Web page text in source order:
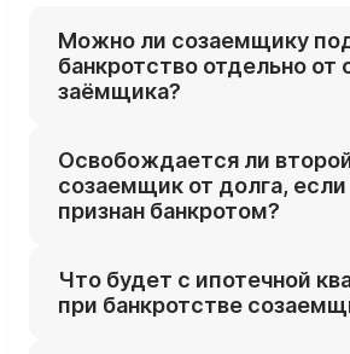
Можно ли созаемщику
банкротство отдельно от
заёмщика?
инициировать свою процедуру
независимо от других
Освобождается ли
созаемщик от долга,
признан банкротом?
задолженности с любого из
статус банкрота одного не
Что будет с ипотечной
при банкротстве